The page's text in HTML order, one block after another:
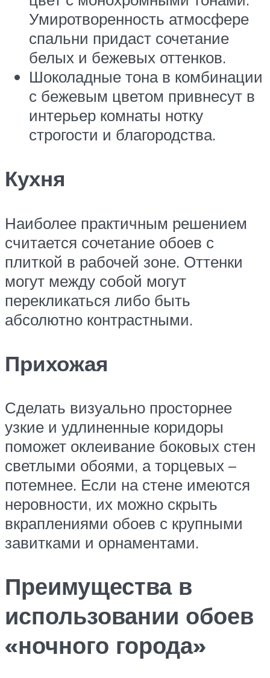
Умиротворенность атмосфере
спальни придаст сочетание
белых и бежевых оттенков.
Шоколадные тона в комбинации
с бежевым цветом привнесут в
интерьер комнаты нотку
строгости и благородства.
Кухня
Наиболее практичным решением
считается сочетание обоев с
плиткой в рабочей зоне. Оттенки
могут между собой могут
перекликаться либо быть
абсолютно контрастными.
Прихожая
Сделать визуально просторнее
узкие и удлиненные коридоры
поможет оклеивание боковых стен
светлыми обоями, а торцевых –
потемнее. Если на стене имеются
неровности, их можно скрыть
вкраплениями обоев с крупными
завитками и орнаментами.
Преимущества в
использовании обоев
«ночного города»